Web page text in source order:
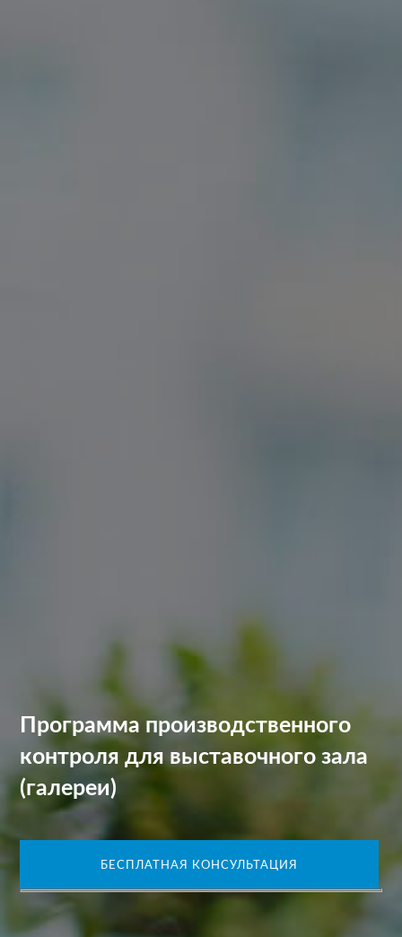
Программа производственного
контроля для выставочного зала
(галереи)
БЕСПЛАТНАЯ КОНСУЛЬТАЦИЯ